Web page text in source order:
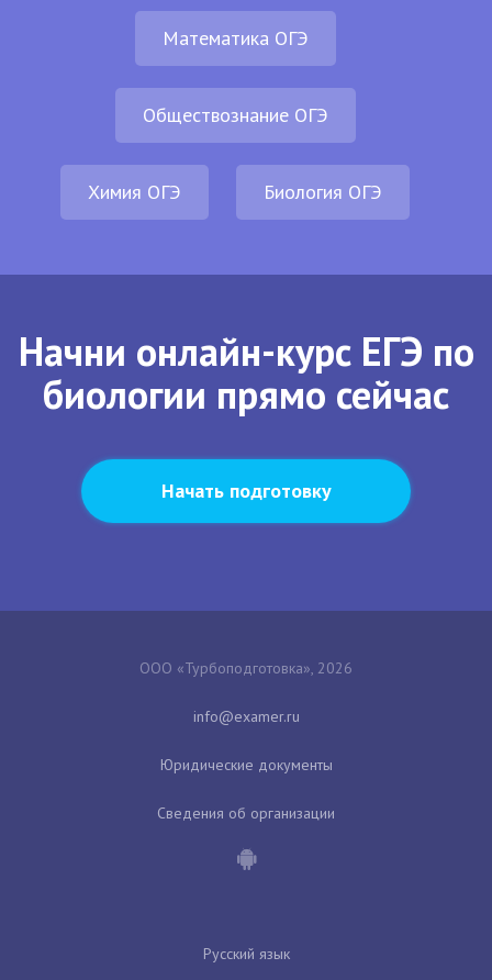
Математика ОГЭ
Обществознание ОГЭ
Химия ОГЭ Биология ОГЭ
Начни онлайн-курс ЕГЭ по
биологии прямо сейчас
Начать подготовку
ООО «Турбоподготовка», 2026
Юридические документы
Сведения об организации
Русский язык